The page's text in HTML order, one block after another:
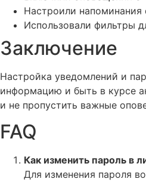
Настроили
Использовали фильтры
Заключение
Настройка уведомлений и
информацию и быть в курсе
и не пропустить важные
FAQ
Как изменить пароль в
Для изменения пароля